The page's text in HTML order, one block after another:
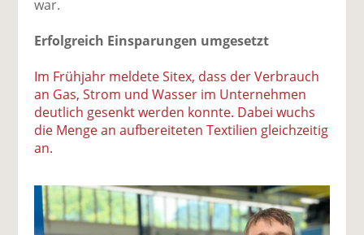
war.
Erfolgreich Einsparungen umgesetzt
Im Frühjahr meldete Sitex, dass der Verbrauch
an Gas, Strom und Wasser im Unternehmen
deutlich gesenkt werden konnte. Dabei wuchs
die Menge an aufbereiteten Textilien gleichzeitig
an.